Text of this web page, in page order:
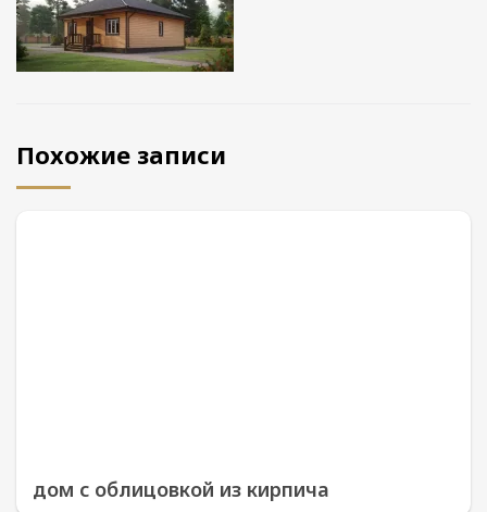
Похожие записи
дом с облицовкой из кирпича